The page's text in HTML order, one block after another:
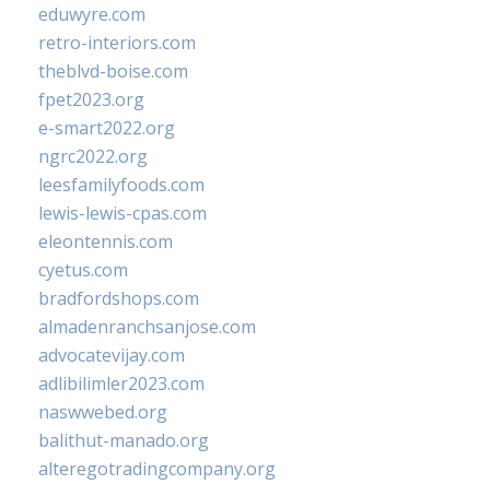
eduwyre.com
retro-interiors.com
theblvd-boise.com
fpet2023.org
e-smart2022.org
ngrc2022.org
leesfamilyfoods.com
lewis-lewis-cpas.com
eleontennis.com
cyetus.com
bradfordshops.com
almadenranchsanjose.com
advocatevijay.com
adlibilimler2023.com
naswwebed.org
balithut-manado.org
alteregotradingcompany.org